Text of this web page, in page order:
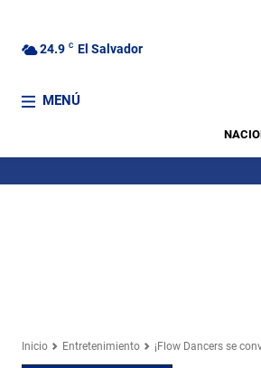
24.9 C El Salvador
MENÚ
Inicio Entretenimiento ¡Flow Dancers se